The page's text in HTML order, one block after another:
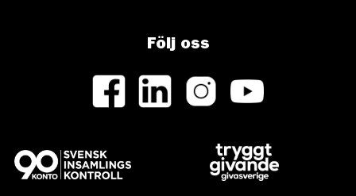
Följ oss